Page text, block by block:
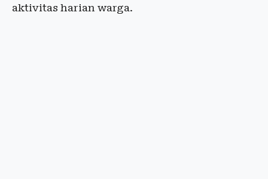
aktivitas harian warga.